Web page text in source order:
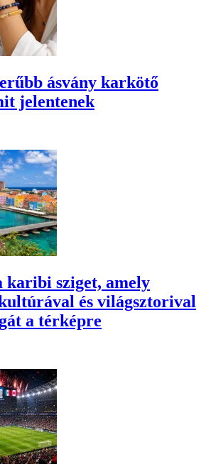
ásvány karkötő
jelentenek
karibi sziget, amely
és világsztorival
a térképre